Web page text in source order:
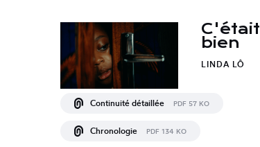
C'était
bien
LINDA LÔ
Continuité détaillée PDF 57 KO
Chronologie PDF 134 KO